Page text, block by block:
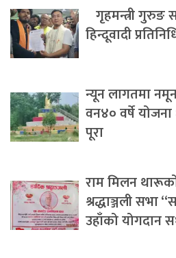
गृहमन्त्री गुरुङ
हिन्दूवादी
न्यून लागतमा
वन४० वर्षे योजना
पूरा
राम मिलन
श्रद्धाञ्जली सभा
उहाँको योगदान